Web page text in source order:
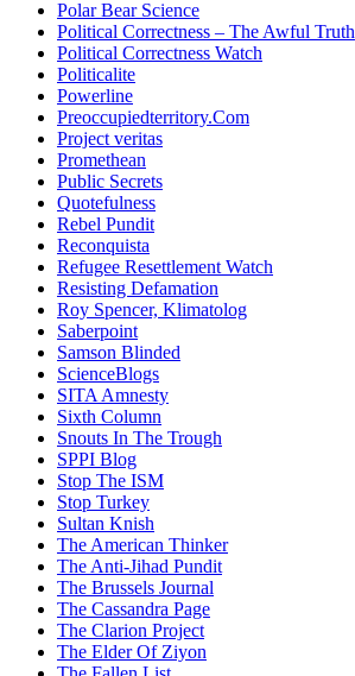
Polar Bear Science
Political Correctness – The Awful Truth
Political Correctness Watch
Politicalite
Powerline
Preoccupiedterritory.Com
Project veritas
Promethean
Public Secrets
Quotefulness
Rebel Pundit
Reconquista
Refugee Resettlement Watch
Resisting Defamation
Roy Spencer, Klimatolog
Saberpoint
Samson Blinded
ScienceBlogs
SITA Amnesty
Sixth Column
Snouts In The Trough
SPPI Blog
Stop The ISM
Stop Turkey
Sultan Knish
The American Thinker
The Anti-Jihad Pundit
The Brussels Journal
The Cassandra Page
The Clarion Project
The Elder Of Ziyon